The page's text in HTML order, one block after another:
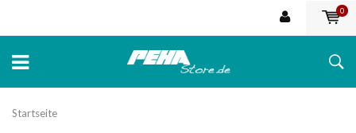
0
Startseite